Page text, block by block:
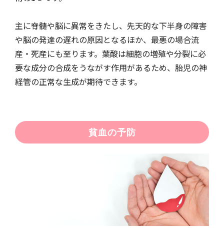
主に脊髄や脳に異常をきたし、先天的な下半身の障害
や脳の発達の遅れの原因となるほか、最悪の場合流
産・死産にも至ります。葉酸は細胞の増殖や分裂に必
要な成分の合成をうながす作用があるため、胎児の神
経管の正常な生成が期待できます。
貧血の予防